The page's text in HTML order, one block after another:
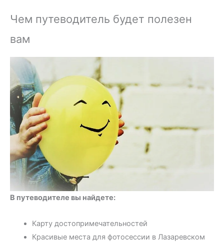
Чем путеводитель будет полезен
вам
В путеводителе вы найдете:
Карту достопримечательностей
Красивые места для фотосессии в Лазаревском